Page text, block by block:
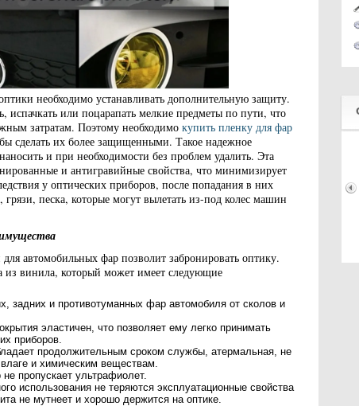
необходимо устанавливать дополнительную защиту.
испачкать или поцарапать мелкие предметы по пути, что
затратам. Поэтому необходимо купить пленку для фар
сделать их более защищенными. Такое надежное
и при необходимости без проблем удалить. Эта
и антигравийные свойства, что минимизирует
у оптических приборов, после попадания в них
песка, которые могут вылетать из-под колес машин
автомобильных фар позволит забронировать оптику.
из винила, который может имеет следующие
задних и противотуманных фар автомобиля от сколов и
эластичен, что позволяет ему легко принимать
приборов.
продолжительным сроком службы, атермальная, не
и химическим веществам.
пропускает ультрафиолет.
использования не теряются эксплуатационные свойства
не мутнеет и хорошо держится на оптике.